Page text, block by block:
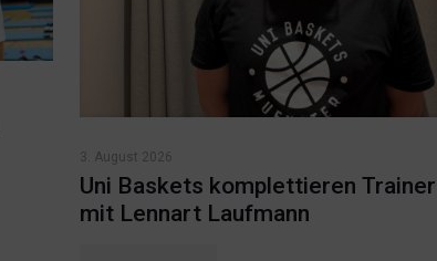
3. August 2026
Uni Baskets komplettieren
mit Lennart Laufmann